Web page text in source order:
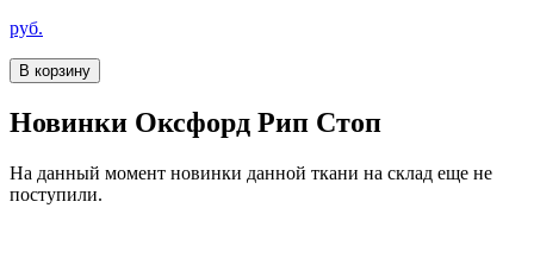
руб.
В корзину
Новинки Оксфорд Рип Стоп
На данный момент новинки данной ткани на склад еще не
поступили.